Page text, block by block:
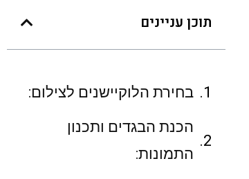
תוכן עניינים
בחירת הלוקיישנים לצילום:
הכנת הבגדים ותכנון
התמונות: